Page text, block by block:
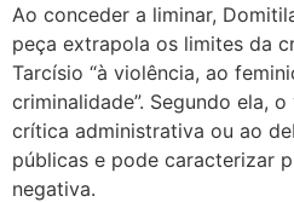
Ao conceder a liminar,
peça extrapola os limites da
Tarcísio “à violência, ao
criminalidade”. Segundo ela,
crítica administrativa ou ao
públicas e pode caracterizar
negativa.